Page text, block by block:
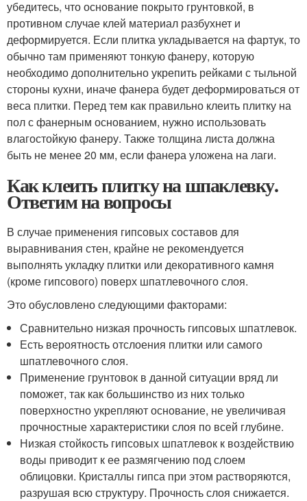
убедитесь, что основание покрыто грунтовкой, в
противном случае клей материал разбухнет и
деформируется. Если плитка укладывается на фартук, то
обычно там применяют тонкую фанеру, которую
необходимо дополнительно укрепить рейками с тыльной
стороны кухни, иначе фанера будет деформироваться от
веса плитки. Перед тем как правильно клеить плитку на
пол с фанерным основанием, нужно использовать
влагостойкую фанеру. Также толщина листа должна
быть не менее 20 мм, если фанера уложена на лаги.
Как клеить плитку на шпаклевку.
Ответим на вопросы
В случае применения гипсовых составов для
выравнивания стен, крайне не рекомендуется
выполнять укладку плитки или декоративного камня
(кроме гипсового) поверх шпатлевочного слоя.
Это обусловлено следующими факторами:
Сравнительно низкая прочность гипсовых шпатлевок.
Есть вероятность отслоения плитки или самого
шпатлевочного слоя.
Применение грунтовок в данной ситуации вряд ли
поможет, так как большинство из них только
поверхностно укрепляют основание, не увеличивая
прочностные характеристики слоя по всей глубине.
Низкая стойкость гипсовых шпатлевок к воздействию
воды приводит к ее размягчению под слоем
облицовки. Кристаллы гипса при этом растворяются,
разрушая всю структуру. Прочность слоя снижается.